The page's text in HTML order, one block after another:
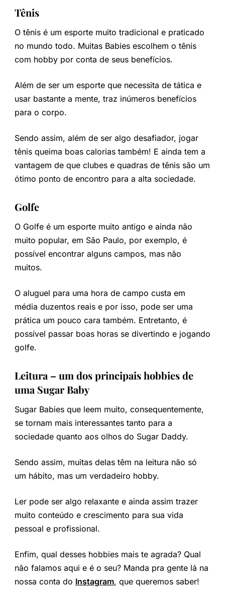
Tênis
O tênis é um esporte muito tradicional e praticado
no mundo todo. Muitas Babies escolhem o tênis
com hobby por conta de seus benefícios.
Além de ser um esporte que necessita de tática e
usar bastante a mente, traz inúmeros benefícios
para o corpo.
Sendo assim, além de ser algo desafiador, jogar
tênis queima boas calorias também! E ainda tem a
vantagem de que clubes e quadras de tênis são um
ótimo ponto de encontro para a alta sociedade.
Golfe
O Golfe é um esporte muito antigo e ainda não
muito popular, em São Paulo, por exemplo, é
possível encontrar alguns campos, mas não
muitos.
O aluguel para uma hora de campo custa em
média duzentos reais e por isso, pode ser uma
prática um pouco cara também. Entretanto, é
possível passar boas horas se divertindo e jogando
golfe.
Leitura – um dos principais hobbies de
uma Sugar Baby
Sugar Babies que leem muito, consequentemente,
se tornam mais interessantes tanto para a
sociedade quanto aos olhos do Sugar Daddy.
Sendo assim, muitas delas têm na leitura não só
um hábito, mas um verdadeiro hobby.
Ler pode ser algo relaxante e ainda assim trazer
muito conteúdo e crescimento para sua vida
pessoal e profissional.
Enfim, qual desses hobbies mais te agrada? Qual
não falamos aqui e é o seu? Manda pra gente lá na
nossa conta do Instagram, que queremos saber!